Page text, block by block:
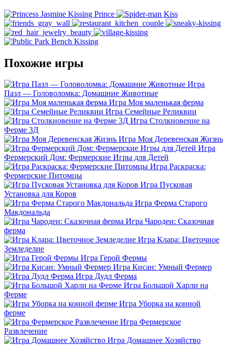
Похожие игры
Игра
Пазл — Головоломка: Домашние Животные
Игра Моя маленькая ферма
Игра Семейные Реликвии
Игра Столкновение на
Ферме 3Д
Игра Моя Деревенская Жизнь
Игра
Фермерский Дом: Фермерские Игры для Детей
Игра Раскраска:
Фермерские Питомцы
Игра Пусковая
Установка для Коров
Игра Ферма Старого
Макдональда
Игра Чародеи: Сказочная
ферма
Игра Клара: Цветочное
Земледелие
Игра Герой Фермы
Игра Кисан: Умный Фермер
Игра Дудл Ферма
Игра Большой Харли на
Ферме
Игра Уборка на конной
ферме
Игра Фермерское
Развлечение
Игра Домашнее Хозяйство